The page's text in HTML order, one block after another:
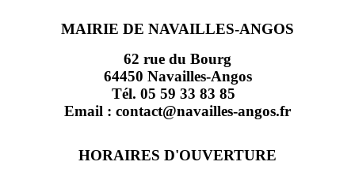
MAIRIE DE NAVAILLES-ANGOS
62 rue du Bourg
64450 Navailles-Angos
Tél. 05 59 33 83 85
Email : contact@navailles-angos.fr
HORAIRES D'OUVERTURE